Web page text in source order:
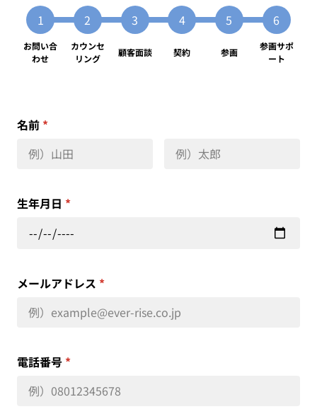
お問い合
わせ
カウンセ
リング
顧客面談 契約 参画
参画サポ
ート
名前 *
生年月日 *
メールアドレス *
電話番号 *